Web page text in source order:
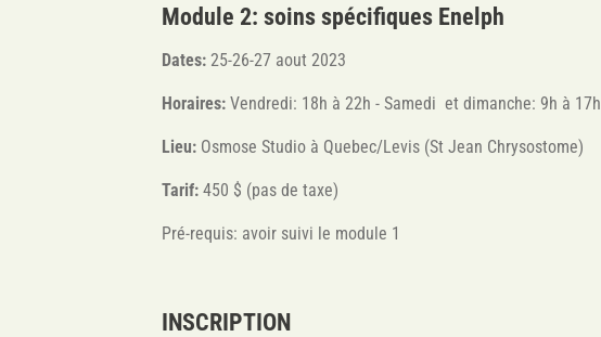
Module 2: soins spécifiques Enelph
Dates:25-26-27 aout 2023
Horaires:Vendredi: 18h à 22h - Samedi et dimanche: 9h à 17h
Lieu: Osmose Studio à Quebec/Levis (St Jean Chrysostome)
Tarif:450 $ (pas de taxe)
Pré-requis: avoir suivi le module 1
INSCRIPTION